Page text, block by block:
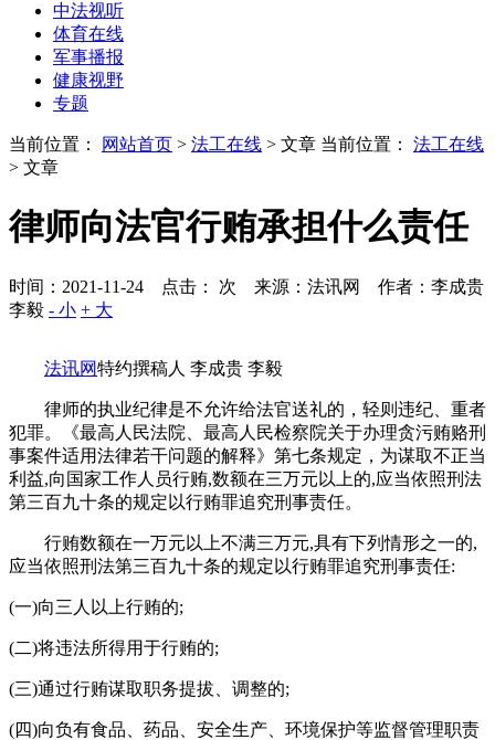
中法视听
体育在线
军事播报
健康视野
专题
当前位置： 网站首页 > 法工在线 > 文章 当前位置： 法工在线
> 文章
律师向法官行贿承担什么责任
时间：2021-11-24 点击： 次 来源：法讯网 作者：李成贵
李毅 - 小 + 大
法讯网特约撰稿人 李成贵 李毅
律师的执业纪律是不允许给法官送礼的，轻则违纪、重者
犯罪。《最高人民法院、最高人民检察院关于办理贪污贿赂刑
事案件适用法律若干问题的解释》第七条规定，为谋取不正当
利益,向国家工作人员行贿,数额在三万元以上的,应当依照刑法
第三百九十条的规定以行贿罪追究刑事责任。
行贿数额在一万元以上不满三万元,具有下列情形之一的,
应当依照刑法第三百九十条的规定以行贿罪追究刑事责任:
(一)向三人以上行贿的;
(二)将违法所得用于行贿的;
(三)通过行贿谋取职务提拔、调整的;
(四)向负有食品、药品、安全生产、环境保护等监督管理职责